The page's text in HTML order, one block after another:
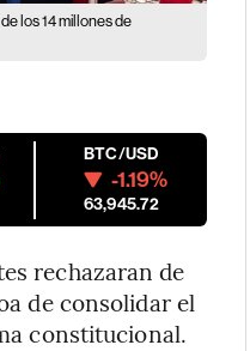
los 14 millones de
BTC/USD
-1.19%
63,945.72
rechazaran de
de consolidar el
constitucional.